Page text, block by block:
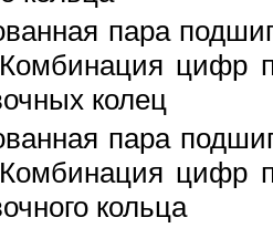
пара
цифр
колец
пара
цифр
кольца